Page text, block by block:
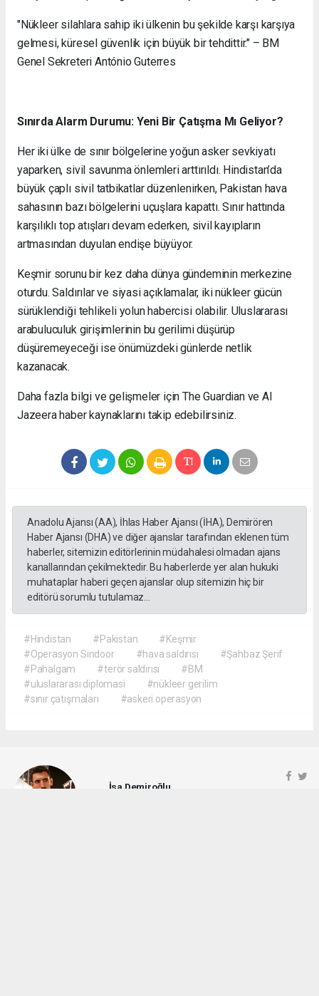
"Nükleer silahlara sahip iki ülkenin bu şekilde karşı karşıya
gelmesi, küresel güvenlik için büyük bir tehdittir." – BM
Genel Sekreteri António Guterres
Sınırda Alarm Durumu: Yeni Bir Çatışma Mı Geliyor?
Her iki ülke de sınır bölgelerine yoğun asker sevkiyatı
yaparken, sivil savunma önlemleri arttırıldı. Hindistan’da
büyük çaplı sivil tatbikatlar düzenlenirken, Pakistan hava
sahasının bazı bölgelerini uçuşlara kapattı. Sınır hattında
karşılıklı top atışları devam ederken, sivil kayıpların
artmasından duyulan endişe büyüyor.
Keşmir sorunu bir kez daha dünya gündeminin merkezine
oturdu. Saldırılar ve siyasi açıklamalar, iki nükleer gücün
sürüklendiği tehlikeli yolun habercisi olabilir. Uluslararası
arabuluculuk girişimlerinin bu gerilimi düşürüp
düşüremeyeceği ise önümüzdeki günlerde netlik
kazanacak.
Daha fazla bilgi ve gelişmeler için The Guardian ve Al
Jazeera haber kaynaklarını takip edebilirsiniz.
Anadolu Ajansı (AA), İhlas Haber Ajansı (İHA), Demirören
Haber Ajansı (DHA) ve diğer ajanslar tarafından eklenen tüm
haberler, sitemizin editörlerinin müdahalesi olmadan ajans
kanallarından çekilmektedir. Bu haberlerde yer alan hukuki
muhataplar haberi geçen ajanslar olup sitemizin hiç bir
editörü sorumlu tutulamaz...
#Hindistan #Pakistan
#Keşmir
#Operasyon Sindoor
#hava saldırısı
#Şahbaz Şerif
#Pahalgam
#terör saldırısı
#BM
#uluslararası diplomasi
#nükleer gerilim
#sınır çatışmaları
#askeri operasyon
İsa Demiroğlu